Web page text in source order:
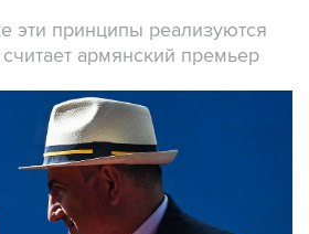
эти принципы реализуются
армянский премьер